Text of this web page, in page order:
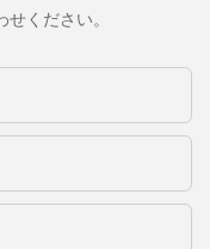
ください。